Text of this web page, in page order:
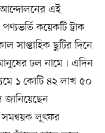
আন্দোলনের এই
কয়েকটি ট্রাক
সাপ্তাহিক ছুটির দিনে
ঢল নামে৷ এদিন
১ কোটি ৪২ লাখ ৫০
জানিয়েছেন
সমন্বয়ক লুৎফর